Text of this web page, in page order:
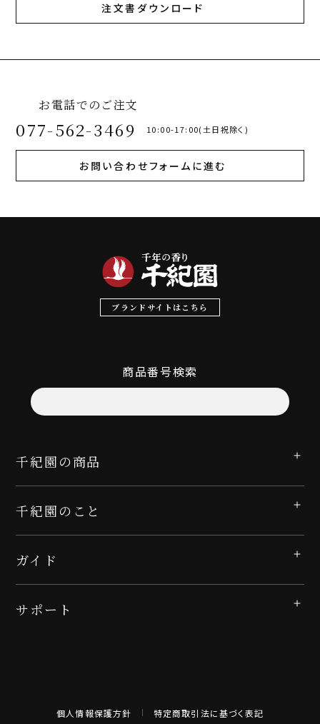
注文書ダウンロード
お電話でのご注文
077-562-3469 10:00-17:00(土日祝除く)
お問い合わせフォームに進む
ブランドサイトはこちら
商品番号検索
千紀園の商品
千紀園のこと
ガイド
サポート
個人情報保護方針 特定商取引法に基づく表記